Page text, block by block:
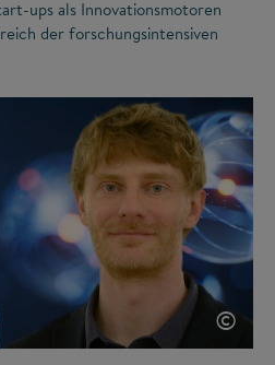
ups als Innovationsmotoren
der forschungsintensiven
©